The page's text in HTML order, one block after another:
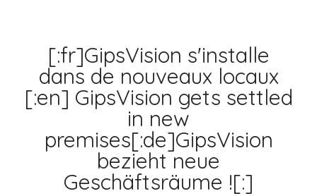
[:fr]GipsVision s'installe
dans de nouveaux locaux
[:en] GipsVision gets settled
in new
premises[:de]GipsVision
bezieht neue
Geschäftsräume ![:]